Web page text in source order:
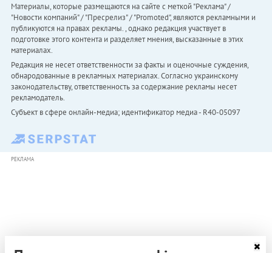
Материалы, которые размещаются на сайте с меткой "Реклама" /
"Новости компаний" / "Пресрелиз" / "Promoted", являются рекламными и
публикуются на правах рекламы. , однако редакция участвует в
подготовке этого контента и разделяет мнения, высказанные в этих
материалах.
Редакция не несет ответственности за факты и оценочные суждения,
обнародованные в рекламных материалах. Согласно украинскому
законодательству, ответственность за содержание рекламы несет
рекламодатель.
Субъект в сфере онлайн-медиа; идентификатор медиа - R40-05097
РЕКЛАМА